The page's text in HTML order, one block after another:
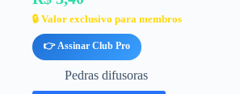
🔒 Valor exclusivo para membros
👉 Assinar Club Pro
Pedras difusoras